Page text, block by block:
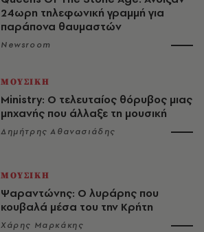
24ωρη τηλεφωνική γραμμή για
παράπονα θαυμαστών
Newsroom
ΜΟΥΣΙΚΗ
Ministry: Ο τελευταίος θόρυβος μιας
μηχανής που άλλαξε τη μουσική
Δημήτρης Αθανασιάδης
ΜΟΥΣΙΚΗ
Ψαραντώνης: Ο λυράρης που
κουβαλά μέσα του την Κρήτη
Χάρης Μαρκάκης